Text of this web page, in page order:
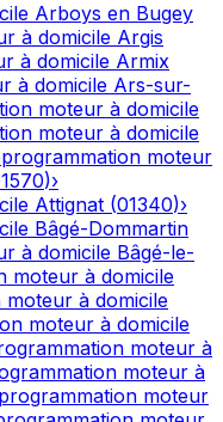
Arboys en Bugey
à domicile Argis
à domicile Armix
à domicile Ars-sur-
moteur à domicile
moteur à domicile
moteur
)›
Attignat (01340)›
Bâgé-Dommartin
à domicile Bâgé-le-
moteur à domicile
à domicile
moteur à domicile
moteur à
moteur à
moteur